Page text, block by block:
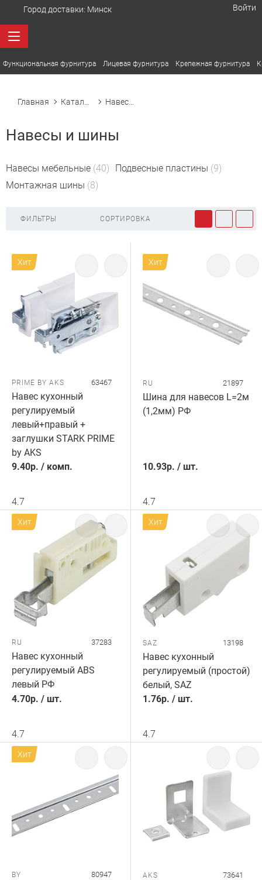
Город доставки: Минск Войти
Функциональная фурнитура Лицевая фурнитура Крепежная фурнитура
Главная
Навесы и шины
Навесы мебельные (40) Подвесные пластины (9)
Монтажная шины (8)
ФИЛЬТРЫ СОРТИРОВКА
Хит
PRIME BY AKS 63467
Навес кухонный
регулируемый
левый+правый +
заглушки STARK PRIME
by AKS
9.40р. / комп.
4.7
Хит
RU 21897
Шина для навесов L=2м
(1,2мм) РФ
10.93р. / шт.
4.7
Хит
RU 37283
Навес кухонный
регулируемый ABS
левый РФ
4.70р. / шт.
4.7
Хит
SAZ 13198
Навес кухонный
регулируемый (простой)
белый, SAZ
1.76р. / шт.
4.7
Хит
BY 80947 AKS 73641